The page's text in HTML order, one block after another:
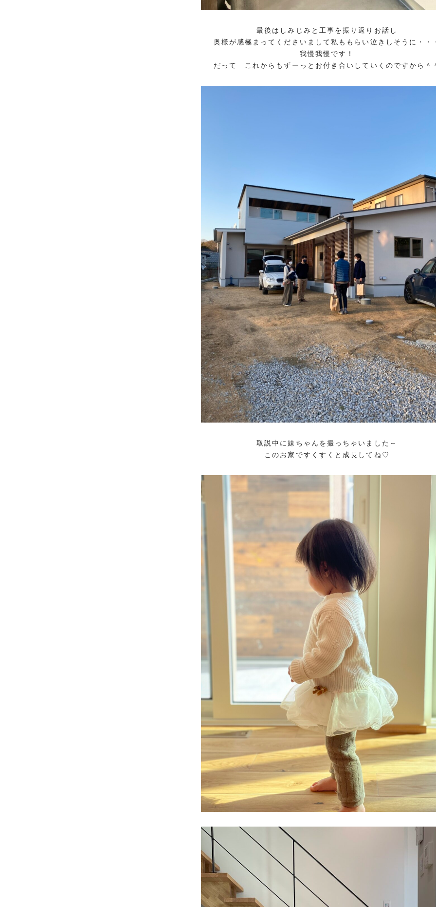
最後はしみじみと工事を振り返りお話し
奥様が感極まってくださいまして私ももらい泣きしそうに・・
我慢我慢です！
だって これからもずーっとお付き合いしていくのですから＾
取説中に妹ちゃんを撮っちゃいました～
このお家ですくすくと成長してね♡